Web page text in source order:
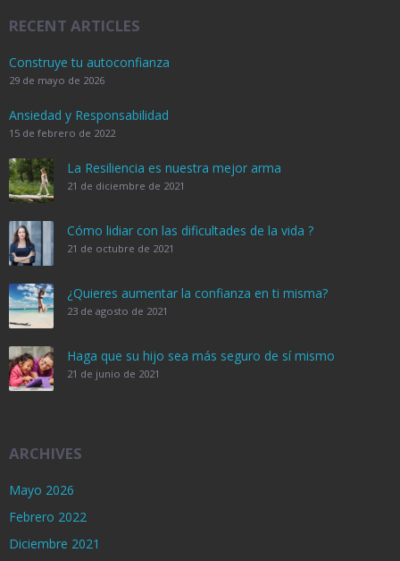
RECENT ARTICLES
Construye tu autoconfianza
29 de mayo de 2026
Ansiedad y Responsabilidad
15 de febrero de 2022
La Resiliencia es nuestra mejor arma
21 de diciembre de 2021
Cómo lidiar con las dificultades de la vida ?
21 de octubre de 2021
¿Quieres aumentar la confianza en ti misma?
23 de agosto de 2021
Haga que su hijo sea más seguro de sí mismo
21 de junio de 2021
ARCHIVES
Mayo 2026
Febrero 2022
Diciembre 2021